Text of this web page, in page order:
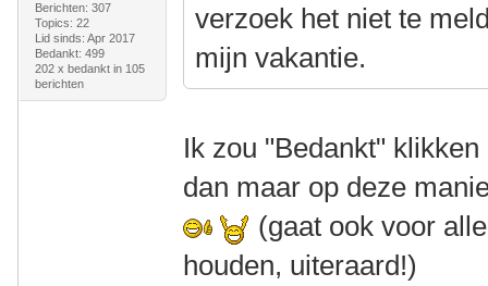
Berichten: 307
Topics: 22
Lid sinds: Apr 2017
Bedankt: 499
202 x bedankt in 105
berichten
verzoek het niet te
mijn vakantie.
Ik zou "Bedankt" klikken
dan maar op deze
(gaat ook voor
houden, uiteraard!)